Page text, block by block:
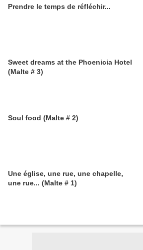
Prendre le temps de réfléchir...
Sweet dreams at the Phoenicia Hotel
(Malte # 3)
Soul food (Malte # 2)
Une église, une rue, une chapelle,
une rue... (Malte # 1)